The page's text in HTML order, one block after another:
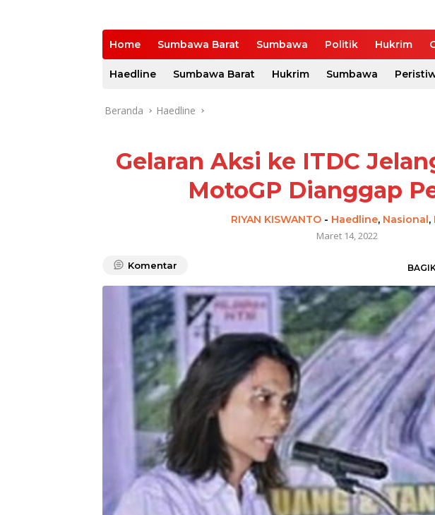
Home Sumbawa Barat Sumbawa Politik Hukrim
Haedline Sumbawa Barat Hukrim Sumbawa
Beranda Haedline
Gelaran Aksi ke ITDC
MotoGP Dianggap
RIYAN KISWANTO - Haedline, Nasional,
Maret 14, 2022
Komentar